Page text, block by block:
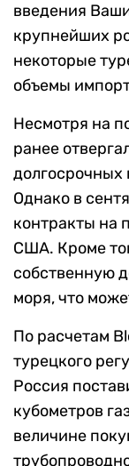
введения
крупнейших
некоторые
объемы
Несмотря на
ранее
долгосрочных
Однако в
контракты на
США. Кроме
собственную
моря, что
По расчетам
турецкого
Россия
кубометров
величине